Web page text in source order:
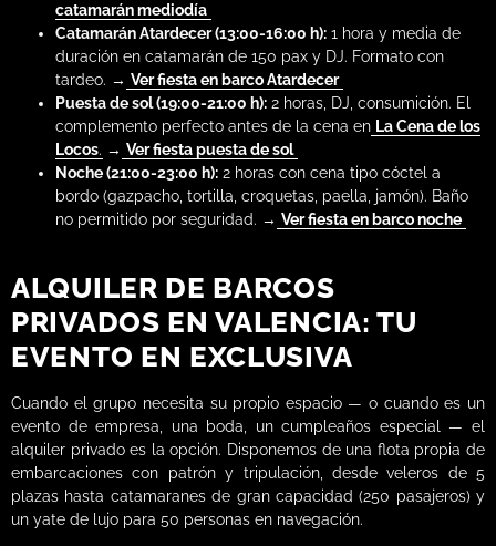
catamarán mediodía
Catamarán Atardecer (13:00-16:00 h): 1 hora y media de
duración en catamarán de 150 pax y DJ. Formato con
tardeo. → Ver fiesta en barco Atardecer
Puesta de sol (19:00-21:00 h): 2 horas, DJ, consumición. El
complemento perfecto antes de la cena en La Cena de los
Locos. → Ver fiesta puesta de sol
Noche (21:00-23:00 h): 2 horas con cena tipo cóctel a
bordo (gazpacho, tortilla, croquetas, paella, jamón). Baño
no permitido por seguridad. → Ver fiesta en barco noche
ALQUILER DE BARCOS
PRIVADOS EN VALENCIA: TU
EVENTO EN EXCLUSIVA
Cuando el grupo necesita su propio espacio — o cuando es un
evento de empresa, una boda, un cumpleaños especial — el
alquiler privado es la opción. Disponemos de una flota propia de
embarcaciones con patrón y tripulación, desde veleros de 5
plazas hasta catamaranes de gran capacidad (250 pasajeros) y
un yate de lujo para 50 personas en navegación.